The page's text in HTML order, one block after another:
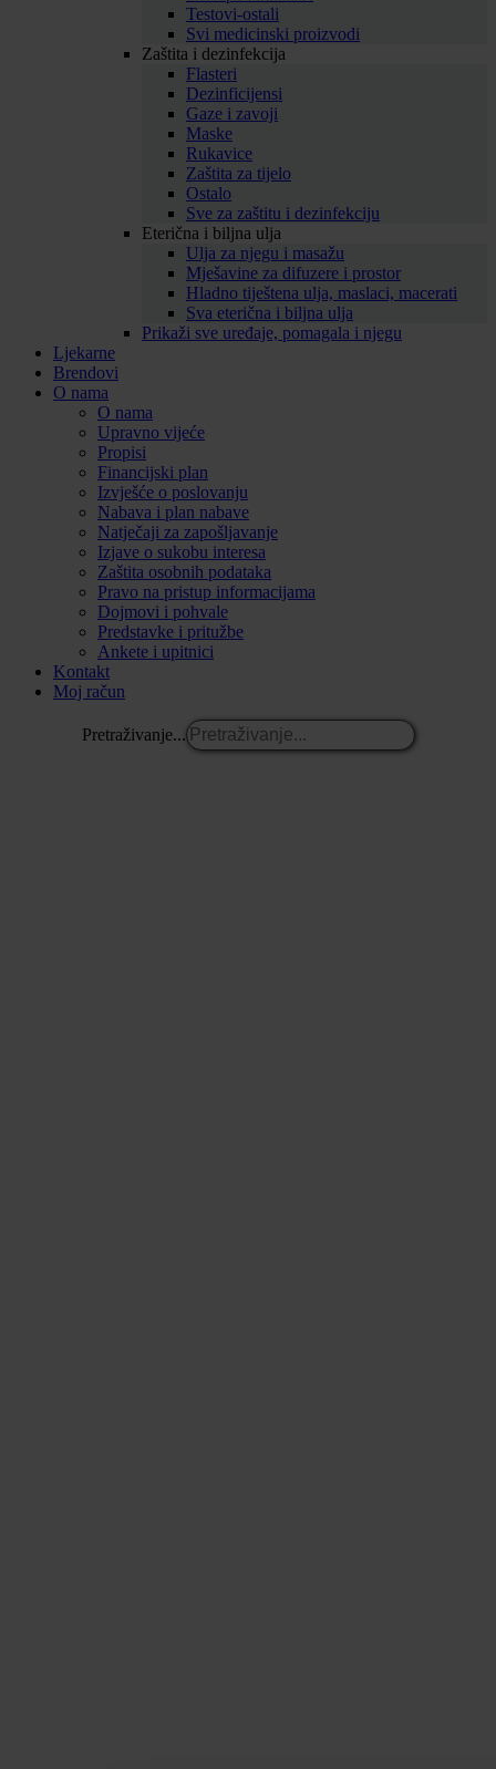
Testovi-ostali
Svi medicinski proizvodi
Zaštita i dezinfekcija
Flasteri
Dezinficijensi
Gaze i zavoji
Maske
Rukavice
Zaštita za tijelo
Ostalo
Sve za zaštitu i dezinfekciju
Eterična i biljna ulja
Ulja za njegu i masažu
Mješavine za difuzere i prostor
Hladno tiještena ulja, maslaci, macerati
Sva eterična i biljna ulja
Prikaži sve uređaje, pomagala i njegu
Ljekarne
Brendovi
O nama
O nama
Upravno vijeće
Propisi
Financijski plan
Izvješće o poslovanju
Nabava i plan nabave
Natječaji za zapošljavanje
Izjave o sukobu interesa
Zaštita osobnih podataka
Pravo na pristup informacijama
Dojmovi i pohvale
Predstavke i pritužbe
Ankete i upitnici
Kontakt
Moj račun
Pretraživanje...